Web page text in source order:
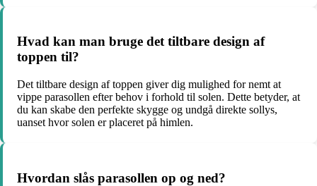
Hvad kan man bruge det tiltbare design af
toppen til?
Det tiltbare design af toppen giver dig mulighed for nemt at
vippe parasollen efter behov i forhold til solen. Dette betyder, at
du kan skabe den perfekte skygge og undgå direkte sollys,
uanset hvor solen er placeret på himlen.
Hvordan slås parasollen op og ned?